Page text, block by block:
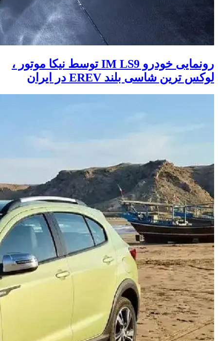
رونمایی خودرو IM LS9 توسط نیکا موتور ،
لوکس ترین شاسی بلند EREV در ایران